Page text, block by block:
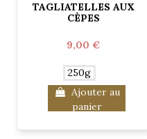
TAGLIATELLES AUX
CÈPES
9,00 €
250g
Ajouter au
panier